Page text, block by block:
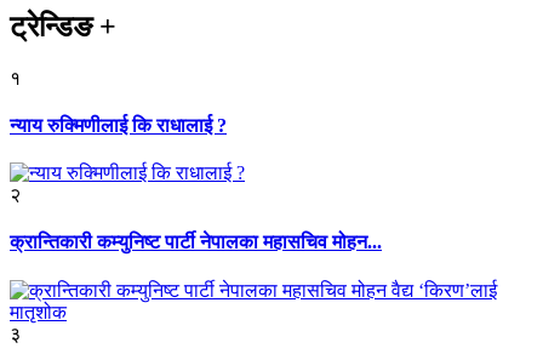
ट्रेन्डिङ+
१
न्याय रुक्मिणीलाई कि राधालाई ?
२
क्रान्तिकारी कम्युनिष्ट पार्टी नेपालका महासचिव मोहन...
३